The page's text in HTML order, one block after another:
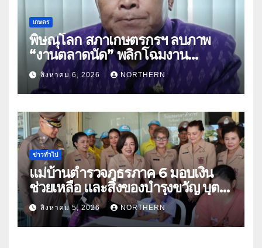
เกษตร
พิษณุโลก สภาเกษตรกรฯ ลบภาพ
“งานตลาดนัด” พลิกโฉมงาน
“เกษตรรุ่งเรืองเมืองสองแคว 69” มุ่ง
ประโยชน์เกษตรกร ดึงนวัตกรรม-จับ
คู่ธุรกิจดันสินค้าเกษตรสู่สากล (คลิป)
สิงหาคม 6, 2026 NORTHERN
ข่าวทั่วไป
แม่บ้านตำรวจภูธรภาค 6 มอบเงิน
ช่วยเหลือ และสิ่งของบำรุงขวัญ บุตร-
ธิดา ข้าราชการตำรวจจังหวัด
อุทัยธานี
สิงหาคม 5, 2026 NORTHERN